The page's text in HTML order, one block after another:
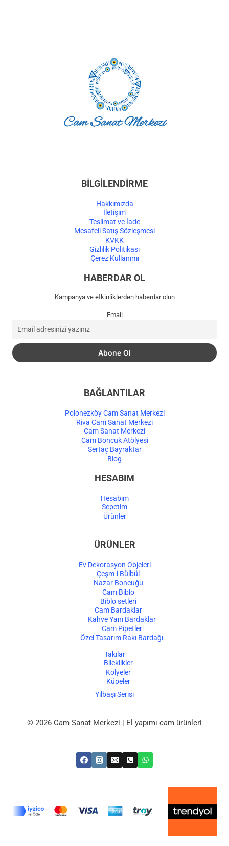
BİLGİLENDİRME
Hakkımızda
İletişim
Teslimat ve İade
Mesafeli Satış Sözleşmesi
KVKK
Gizlilik Politikası
Çerez Kullanımı
HABERDAR OL
Kampanya ve etkinliklerden haberdar olun
Email
BAĞLANTILAR
Polonezköy Cam Sanat Merkezi
Riva Cam Sanat Merkezi
Cam Sanat Merkezi
Cam Boncuk Atölyesi
Sertaç Bayraktar
Blog
HESABIM
Hesabım
Sepetim
Ürünler
ÜRÜNLER
Ev Dekorasyon Objeleri
Çeşm-i Bülbül
Nazar Boncuğu
Cam Biblo
Biblo setleri
Cam Bardaklar
Kahve Yanı Bardaklar
Cam Pipetler
Özel Tasarım Rakı Bardağı
Takılar
Bileklikler
Kolyeler
Küpeler
Yılbaşı Serisi
© 2026 Cam Sanat Merkezi | El yapımı cam ürünleri